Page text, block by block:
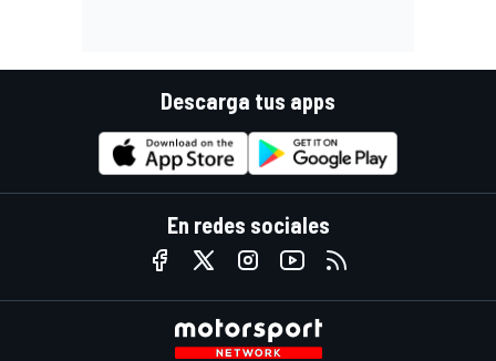
Descarga tus apps
En redes sociales